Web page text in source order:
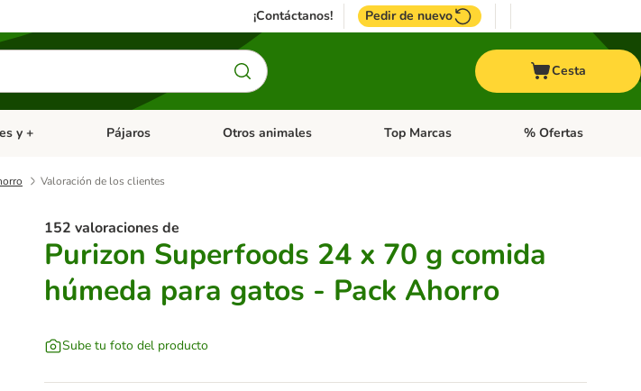
¡Contáctanos! Pedir de nuevo
Cesta
abierto: Antiparasitarios
y + Menú de categoria abierto: Roedores y +
Pájaros Menú de categoria abierto: Pájaros
Otros animales Menú de categoria abierto: Otros animales
Top Marcas Menú de categoria
% Ofertas
Valoración de los clientes
152 valoraciones de
Purizon Superfoods 24 x 70 g comida
húmeda para gatos - Pack Ahorro
Sube tu foto del producto